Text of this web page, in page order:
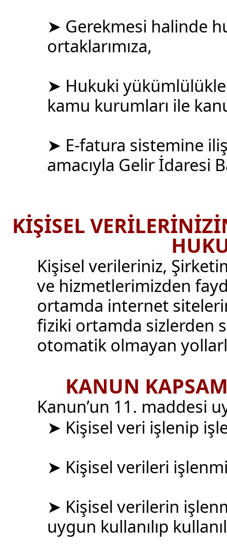
➤ Gerekmesi halinde
ortaklarımıza,
➤ Hukuki
kamu kurumları ile
➤ E-fatura sistemine
amacıyla Gelir İdaresi
KİŞİSEL
Kişisel verileriniz,
ve hizmetlerimizden
ortamda internet
fiziki ortamda sizlerden
otomatik olmayan
KANUN
Kanun’un 11. maddesi
➤ Kişisel veri işlenip
➤ Kişisel verileri
➤ Kişisel verilerin
uygun kullanılıp